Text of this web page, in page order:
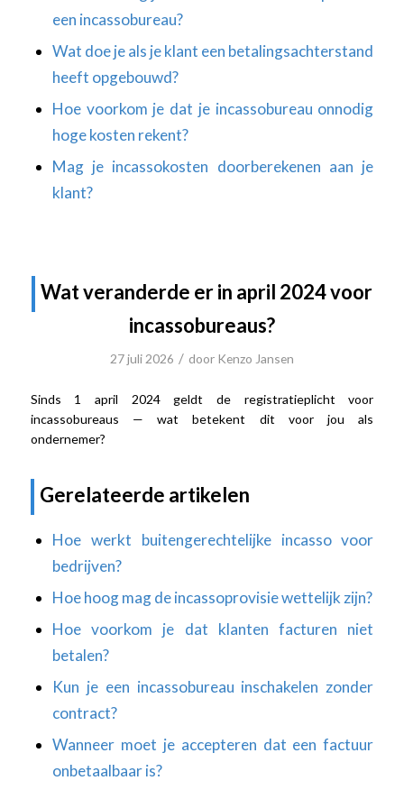
een incassobureau?
Wat doe je als je klant een betalingsachterstand
heeft opgebouwd?
Hoe voorkom je dat je incassobureau onnodig
hoge kosten rekent?
Mag je incassokosten doorberekenen aan je
klant?
Wat veranderde er in april 2024 voor
incassobureaus?
27 juli 2026 / door Kenzo Jansen
Sinds 1 april 2024 geldt de registratieplicht voor
incassobureaus — wat betekent dit voor jou als
ondernemer?
Gerelateerde artikelen
Hoe werkt buitengerechtelijke incasso voor
bedrijven?
Hoe hoog mag de incassoprovisie wettelijk zijn?
Hoe voorkom je dat klanten facturen niet
betalen?
Kun je een incassobureau inschakelen zonder
contract?
Wanneer moet je accepteren dat een factuur
onbetaalbaar is?